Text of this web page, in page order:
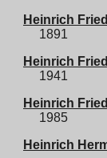
Heinrich
1891
Heinrich
1941
Heinrich
1985
Heinrich